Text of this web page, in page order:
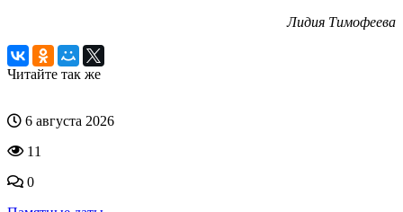
Лидия Тимофеева
Читайте так же
6 августа 2026
11
0